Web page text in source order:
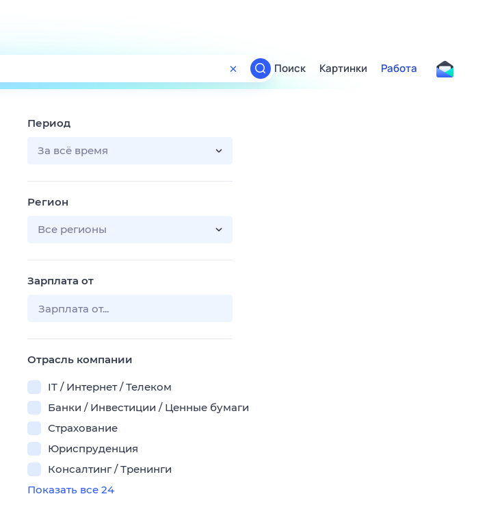
Поиск
ТВ-программа
Поиск Картинки Работа
Период
За всё время
Регион
Все регионы
Зарплата от
Отрасль компании
IT / Интернет / Телеком
Банки / Инвестиции / Ценные бумаги
Страхование
Юриспруденция
Консалтинг / Тренинги
Показать все 24